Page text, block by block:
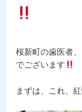
桜新町の歯医者
でございます
まずは、これ、紅